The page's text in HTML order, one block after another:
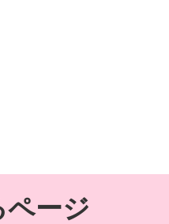
ページ